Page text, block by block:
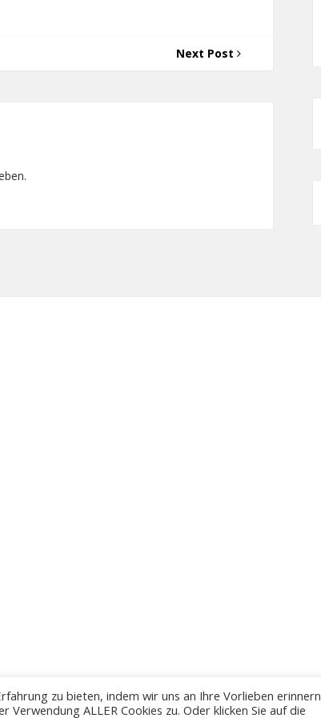
Next Post
zu bieten, indem wir uns an Ihre Vorlieben erinnern
ALLER Cookies zu. Oder klicken Sie auf die